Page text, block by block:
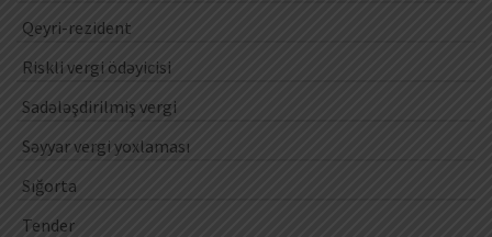
Qeyri-rezident
Riskli vergi ödəyicisi
Sadələşdirilmiş vergi
Səyyar vergi yoxlaması
Sığorta
Tender